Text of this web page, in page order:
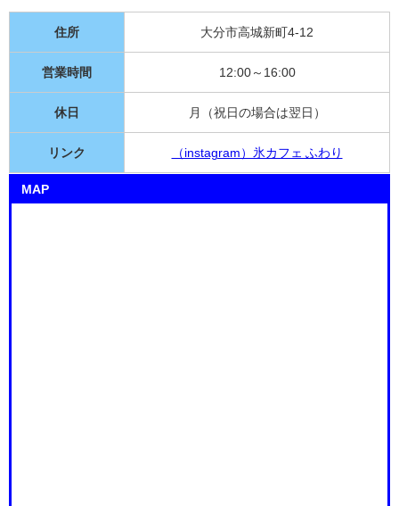
住所 大分市高城新町4-12
営業時間 12:00～16:00
休日 月（祝日の場合は翌日）
リンク （instagram）氷カフェ ふわり
MAP